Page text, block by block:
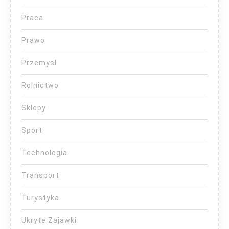
Praca
Prawo
Przemysł
Rolnictwo
Sklepy
Sport
Technologia
Transport
Turystyka
Ukryte Zajawki